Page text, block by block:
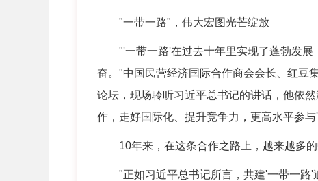
"一带一路"，伟大宏图光芒绽放
"'一带一路'在过去十年里实现了蓬勃发展
奋。"中国民营经济国际合作商会会长、红豆
论坛，现场聆听习近平总书记的讲话，他依
作，走好国际化、提升竞争力，更高水平参
10年来，在这条合作之路上，越来越多的
"正如习近平总书记所言，共建'一带一路'